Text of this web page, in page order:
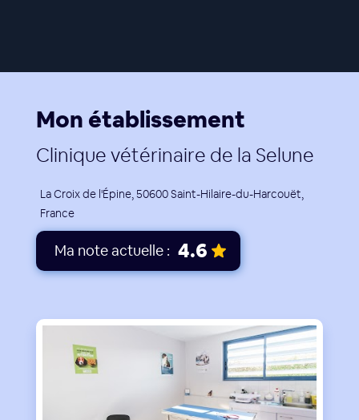
Mon établissement
Clinique vétérinaire de la Selune
La Croix de l'Épine, 50600 Saint-Hilaire-du-Harcouët,
France
Ma note actuelle : 4.6